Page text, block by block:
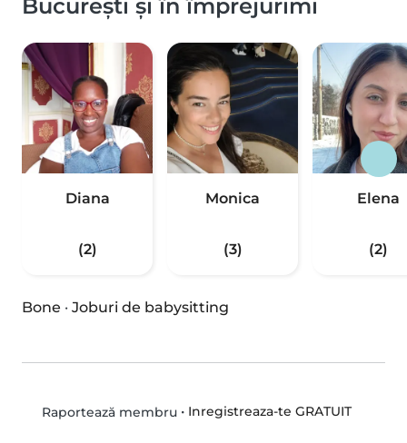
București și în împrejurimi
Diana
(2)
Monica
(3)
Elena
(2)
Bone · Joburi de babysitting
Raportează membru• Inregistreaza-te GRATUIT